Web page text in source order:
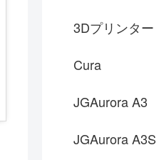
3Dプリンター
Cura
JGAurora A3
JGAurora A3S